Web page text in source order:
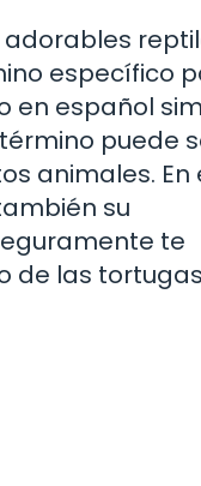
específico
en español
puede
animales. En
su
te
de las